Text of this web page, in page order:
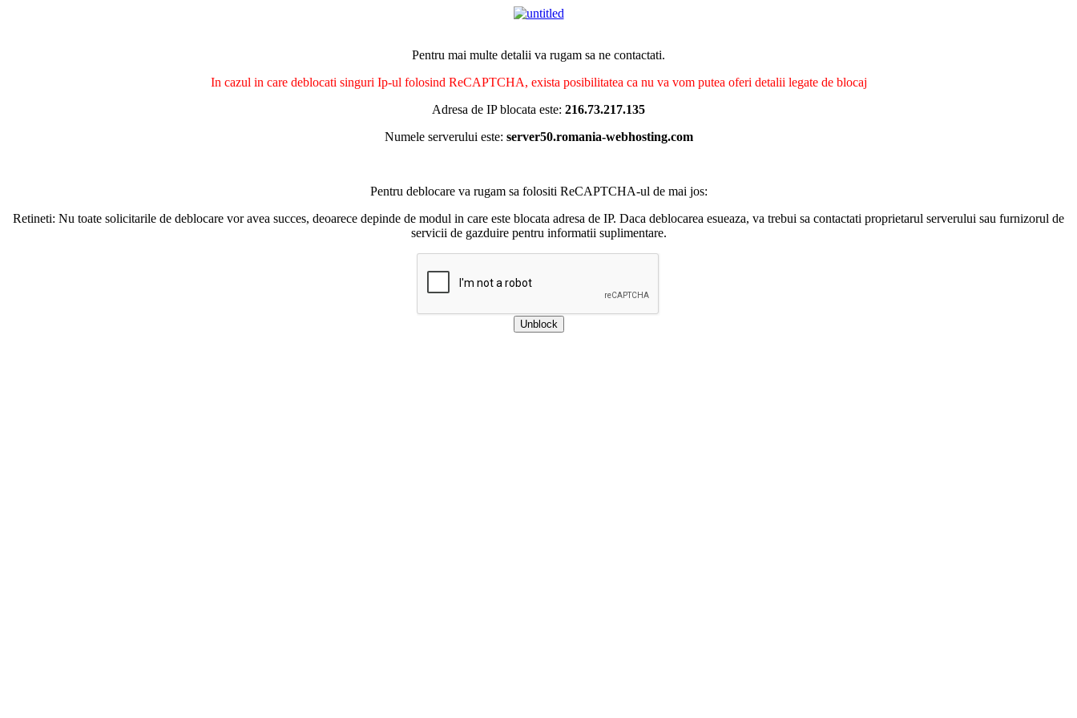
Pentru mai multe detalii va rugam sa ne contactati.
In cazul in care deblocati singuri Ip-ul folosind ReCAPTCHA, exista posibilitatea ca nu va vom putea oferi detalii legate de blocaj
Adresa de IP blocata este: 216.73.217.135
Numele serverului este: server50.romania-webhosting.com
Pentru deblocare va rugam sa folositi ReCAPTCHA-ul de mai jos:
Retineti: Nu toate solicitarile de deblocare vor avea succes, deoarece depinde de modul in care este blocata adresa de IP. Daca deblocarea esueaza, va trebui sa contactati proprietarul serverului sau furnizorul de
servicii de gazduire pentru informatii suplimentare.